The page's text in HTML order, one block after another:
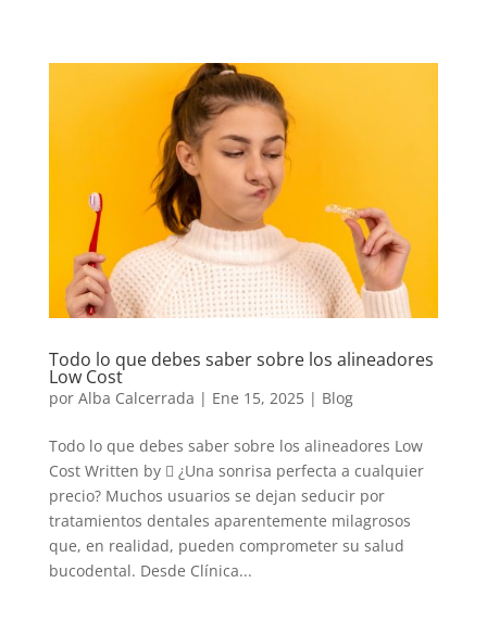
Todo lo que debes saber sobre los alineadores
Low Cost
por Alba Calcerrada | Ene 15, 2025| Blog
Todo lo que debes saber sobre los alineadores Low
Cost Written by  ¿Una sonrisa perfecta a cualquier
precio? Muchos usuarios se dejan seducir por
tratamientos dentales aparentemente milagrosos
que, en realidad, pueden comprometer su salud
bucodental. Desde Clínica...